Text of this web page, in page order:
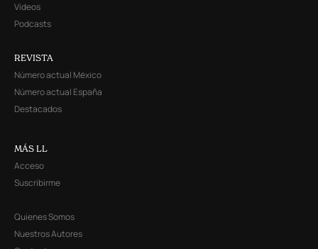
Videos
Podcasts
REVISTA
Número actual México
Número actual España
Destacados
MÁS LL
Acceso
Suscribirme
Quienes Somos
Nuestros Autores